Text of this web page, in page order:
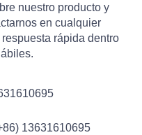
nuestro producto y
en cualquier
rápida dentro
13631610695